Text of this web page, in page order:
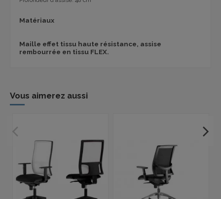
Matériaux
Maille effet tissu haute résistance, assise
rembourrée en tissu FLEX.
Vous aimerez aussi